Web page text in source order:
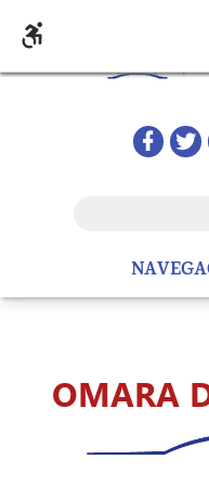
Redes
OMARA